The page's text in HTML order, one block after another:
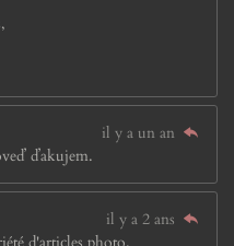
il y a un an
ďakujem.
il y a 2 ans